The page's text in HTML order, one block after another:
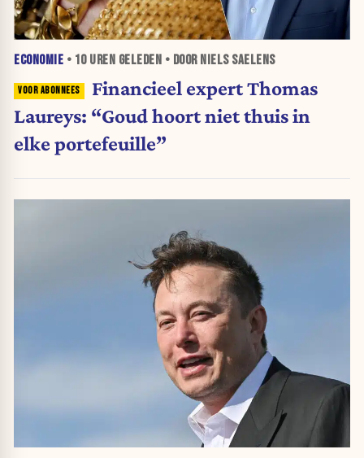
ECONOMIE • 10 UREN GELEDEN • DOOR NIELS SAELENS
Financieel expert Thomas
Laureys: “Goud hoort niet thuis in
elke portefeuille”